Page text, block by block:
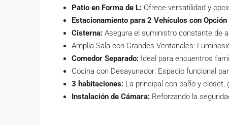
Patio en Forma de L: Ofrece versatilidad y
Estacionamiento para 2 Vehículos con
Cisterna: Asegura el suministro constante de
Amplia Sala con Grandes Ventanales:
Comedor Separado: Ideal para encuentros
Cocina con Desayunador: Espacio funcional
3 habitaciones: La principal con baño y closet,
Instalación de Cámara: Reforzando la